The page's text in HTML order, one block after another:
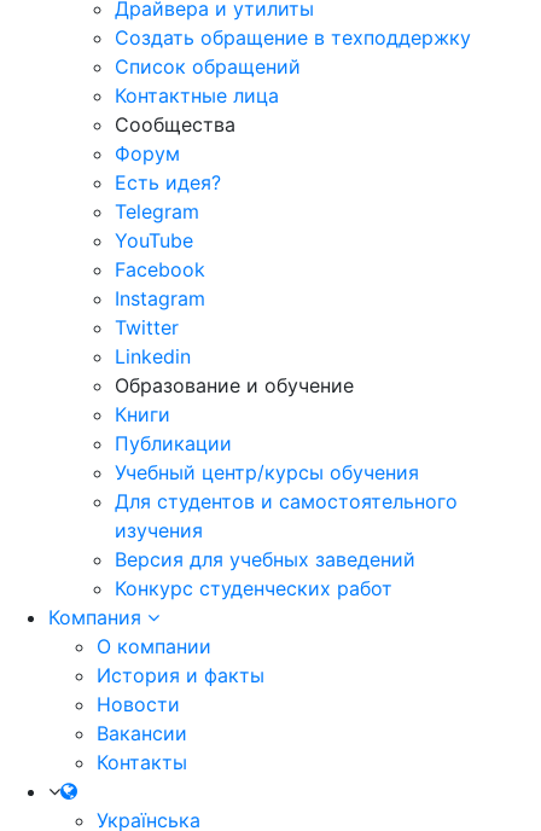
Драйвера и утилиты
Создать обращение в техподдержку
Список обращений
Контактные лица
Сообщества
Форум
Есть идея?
Telegram
YouTube
Facebook
Instagram
Twitter
Linkedin
Образование и обучение
Книги
Публикации
Учебный центр/курсы обучения
Для студентов и самостоятельного
изучения
Версия для учебных заведений
Конкурс студенческих работ
Компания
О компании
История и факты
Новости
Вакансии
Контакты
Українська